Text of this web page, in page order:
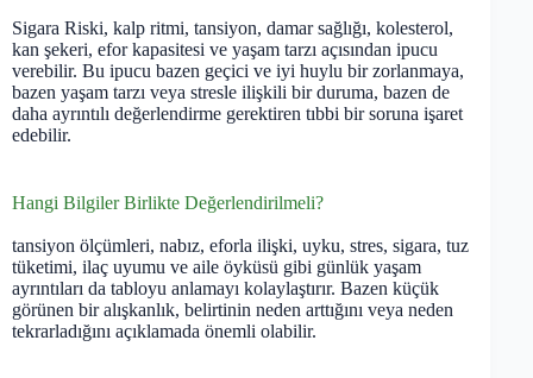
Sigara Riski, kalp ritmi, tansiyon, damar sağlığı, kolesterol,
kan şekeri, efor kapasitesi ve yaşam tarzı açısından ipucu
verebilir. Bu ipucu bazen geçici ve iyi huylu bir zorlanmaya,
bazen yaşam tarzı veya stresle ilişkili bir duruma, bazen de
daha ayrıntılı değerlendirme gerektiren tıbbi bir soruna işaret
edebilir.
Hangi Bilgiler Birlikte Değerlendirilmeli?
tansiyon ölçümleri, nabız, eforla ilişki, uyku, stres, sigara, tuz
tüketimi, ilaç uyumu ve aile öyküsü gibi günlük yaşam
ayrıntıları da tabloyu anlamayı kolaylaştırır. Bazen küçük
görünen bir alışkanlık, belirtinin neden arttığını veya neden
tekrarladığını açıklamada önemli olabilir.